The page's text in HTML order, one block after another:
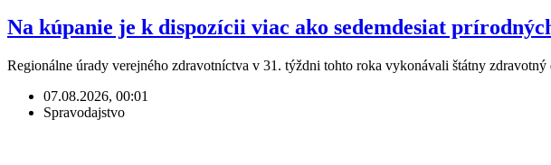
Na kúpanie je k dispozícii viac ako sedemdesiat
Regionálne úrady verejného zdravotníctva v 31. týždni tohto roka vykonávali štátny
07.08.2026, 00:01
Spravodajstvo